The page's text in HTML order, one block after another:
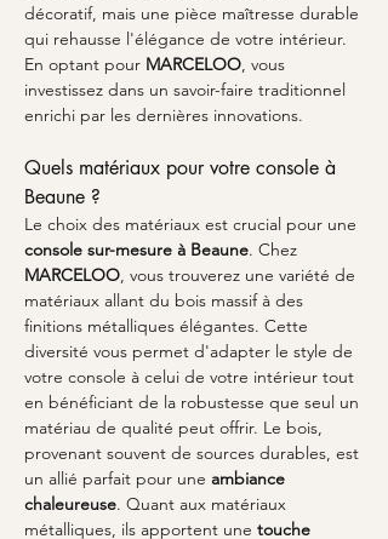
décoratif, mais une pièce maîtresse durable
qui rehausse l'élégance de votre intérieur.
En optant pour MARCELOO, vous
investissez dans un savoir-faire traditionnel
enrichi par les dernières innovations.
Quels matériaux pour votre console à
Beaune ?
Le choix des matériaux est crucial pour une
console sur-mesure à Beaune. Chez
MARCELOO, vous trouverez une variété de
matériaux allant du bois massif à des
finitions métalliques élégantes. Cette
diversité vous permet d'adapter le style de
votre console à celui de votre intérieur tout
en bénéficiant de la robustesse que seul un
matériau de qualité peut offrir. Le bois,
provenant souvent de sources durables, est
un allié parfait pour une ambiance
chaleureuse. Quant aux matériaux
métalliques, ils apportent une touche